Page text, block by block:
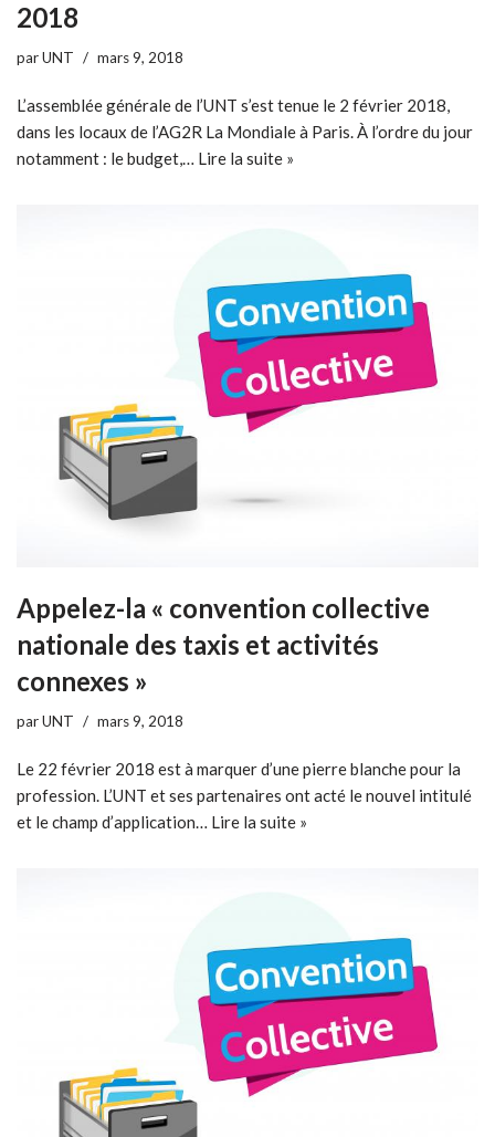
2018
parUNT mars 9, 2018
L’assemblée générale de l’UNT s’est tenue le 2 février 2018,
dans les locaux de l’AG2R La Mondiale à Paris. À l’ordre du jour
notamment : le budget,… Lire la suite »
Appelez-la « convention collective
nationale des taxis et activités
connexes »
parUNT mars 9, 2018
Le 22 février 2018 est à marquer d’une pierre blanche pour la
profession. L’UNT et ses partenaires ont acté le nouvel intitulé
et le champ d’application… Lire la suite »